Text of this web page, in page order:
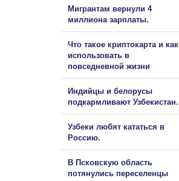
Мигрантам вернули 4
миллиона зарплаты.
Что такое криптокарта и как
использовать в
повседневной жизни
Индийцы и белорусы
подкармливают Узбекистан.
Узбеки любят кататься в
Россию.
В Псковскую область
потянулись переселенцы